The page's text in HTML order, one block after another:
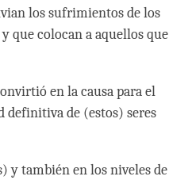
los sufrimientos de los
que colocan a aquellos que
en la causa para el
definitiva de (estos) seres
y también en los niveles de